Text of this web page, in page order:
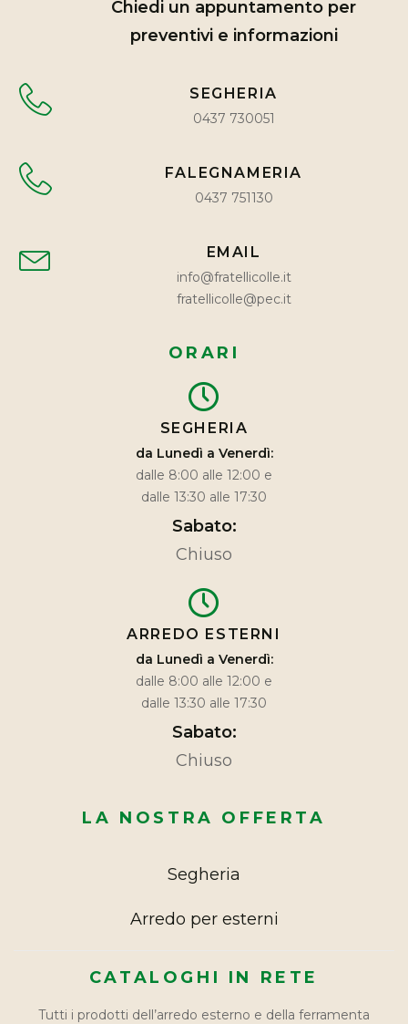
Chiedi un appuntamento per
preventivi e informazioni
SEGHERIA
0437 730051
FALEGNAMERIA
0437 751130
EMAIL
info@fratellicolle.it
fratellicolle@pec.it
ORARI
SEGHERIA
da Lunedì a Venerdì:
dalle 8:00 alle 12:00 e
dalle 13:30 alle 17:30
Sabato:
Chiuso
ARREDO ESTERNI
da Lunedì a Venerdì:
dalle 8:00 alle 12:00 e
dalle 13:30 alle 17:30
Sabato:
Chiuso
LA NOSTRA OFFERTA
Segheria
Arredo per esterni
CATALOGHI IN RETE
Tutti i prodotti dell’arredo esterno e della ferramenta